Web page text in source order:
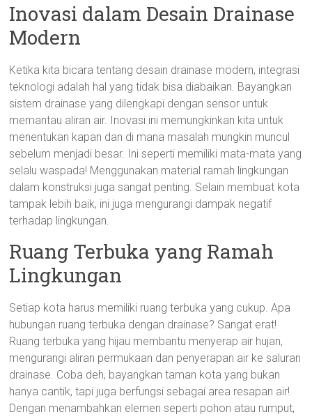
Inovasi dalam Desain Drainase
Modern
Ketika kita bicara tentang desain drainase modern, integrasi
teknologi adalah hal yang tidak bisa diabaikan. Bayangkan
sistem drainase yang dilengkapi dengan sensor untuk
memantau aliran air. Inovasi ini memungkinkan kita untuk
menentukan kapan dan di mana masalah mungkin muncul
sebelum menjadi besar. Ini seperti memiliki mata-mata yang
selalu waspada! Menggunakan material ramah lingkungan
dalam konstruksi juga sangat penting. Selain membuat kota
tampak lebih baik, ini juga mengurangi dampak negatif
terhadap lingkungan.
Ruang Terbuka yang Ramah
Lingkungan
Setiap kota harus memiliki ruang terbuka yang cukup. Apa
hubungan ruang terbuka dengan drainase? Sangat erat!
Ruang terbuka yang hijau membantu menyerap air hujan,
mengurangi aliran permukaan dan penyerapan air ke saluran
drainase. Coba deh, bayangkan taman kota yang bukan
hanya cantik, tapi juga berfungsi sebagai area resapan air!
Dengan menambahkan elemen seperti pohon atau rumput,